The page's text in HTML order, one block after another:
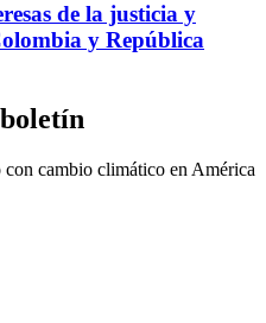
de la justicia y
y República
cambio climático en América